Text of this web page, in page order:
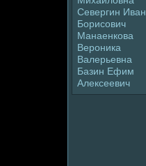
Севергин Иван
Борисович
Манаенкова
Веpoника
Валерьевна
Базин Ефим
Алексеевич